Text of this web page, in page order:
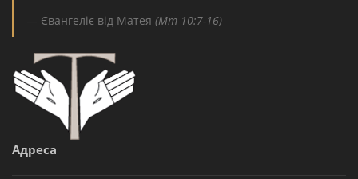
Євангеліє від Матея (Мт 10:7-16)
Адреса